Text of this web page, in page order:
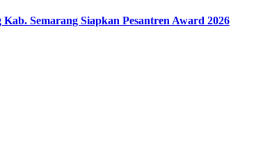
Semarang Siapkan Pesantren Award 2026